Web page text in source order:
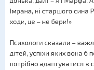
Імрана, ні старшого сина
ходи, це – не бери!»
Психологи сказали –
дітей, успіхи яких вона б
потрібно адаптуватися в